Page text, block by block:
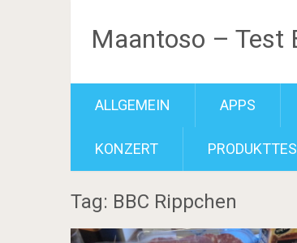
Maantoso – Test
ALLGEMEIN APPS
KONZERT
Tag: BBC Rippchen